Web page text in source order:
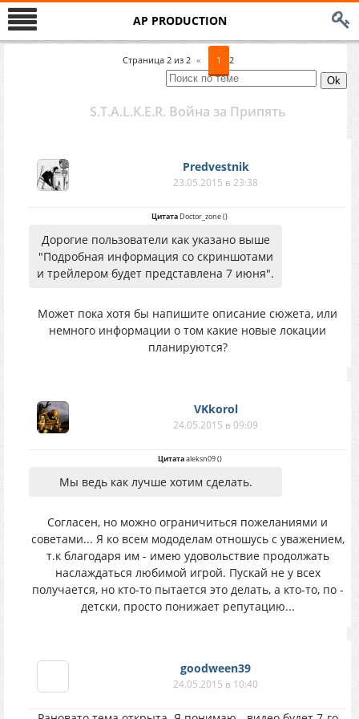
AP PRODUCTION
Страница 2 из 2 « 1 2
S.T.A.L.K.E.R. Война за Припять
Predvestnik
23.05.2015 в 23:38
ЦитатаDoctor_zone()
Дорогие пользователи как указано выше
"Подробная информация со скриншотами
и трейлером будет представлена 7 июня".
Может пока хотя бы напишите описание сюжета, или
немного информации о том какие новые локации
планируются?
VKkorol
24.05.2015 в 09:09
Цитатаaleksn09()
Мы ведь как лучше хотим сделать.
Согласен, но можно ограничиться пожеланиями и
советами... Я ко всем мододелам отношусь с уважением,
т.к благодаря им - имею удовольствие продолжать
наслаждаться любимой игрой. Пускай не у всех
получается, но кто-то пытается это делать, а кто-то, по -
детски, просто понижает репутацию...
goodween39
24.05.2015 в 10:40